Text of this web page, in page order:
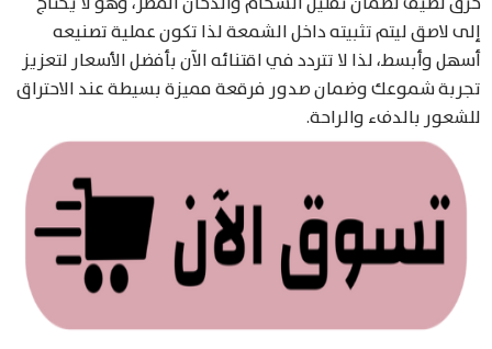
إلى لاصق ليتم تثبيته داخل الشمعة لذا تكون عملية تصنيعه
أسهل وأبسط، لذا لا تتردد في اقتنائه الآن بأفضل الأسعار لتعزيز
تجربة شموعك وضمان صدور فرقعة مميزة بسيطة عند الاحتراق
للشعور بالدفء والراحة.